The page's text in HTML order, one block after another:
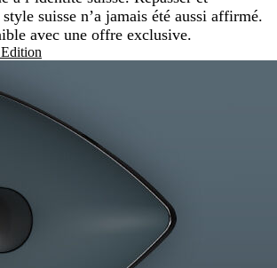
suisse n’a jamais été aussi affirmé.
avec une offre exclusive.